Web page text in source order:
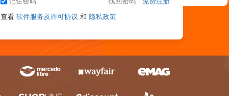
查看 软件服务及许可协议 和 隐私政策